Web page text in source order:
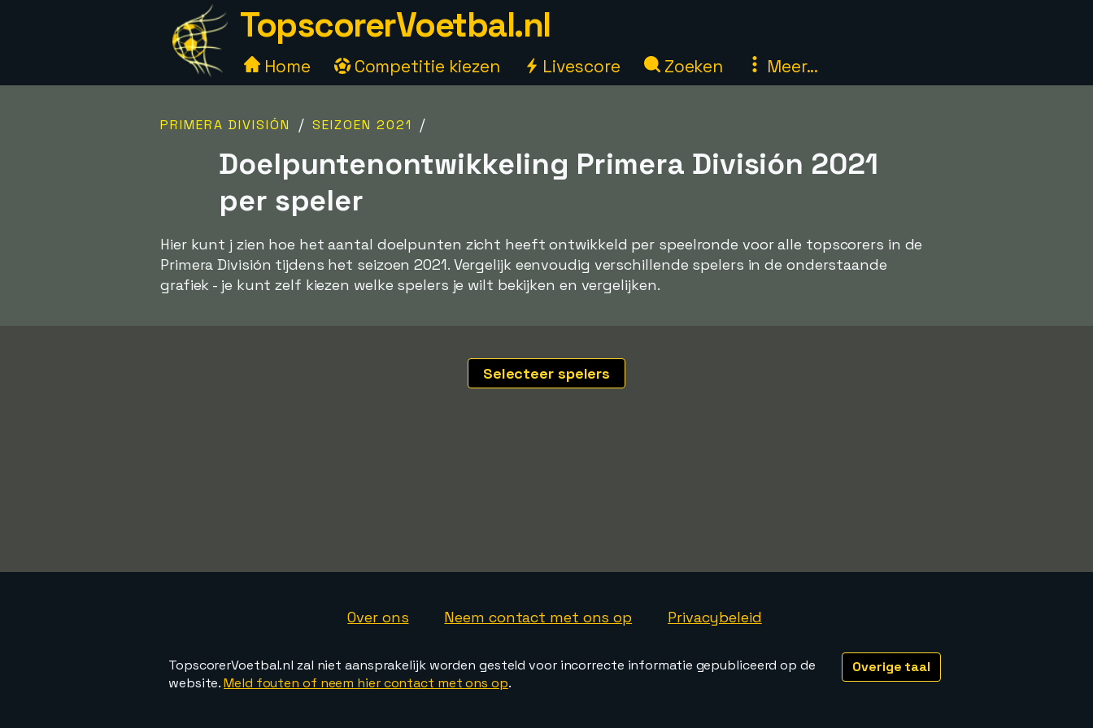
TopscorerVoetbal.nl
Home Competitie kiezen Livescore Zoeken Meer...
PRIMERA DIVISIÓN / SEIZOEN 2021 /
Doelpuntenontwikkeling Primera División 2021
per speler
Hier kunt j zien hoe het aantal doelpunten zicht heeft ontwikkeld per speelronde voor alle topscorers in de
Primera División tijdens het seizoen 2021. Vergelijk eenvoudig verschillende spelers in de onderstaande
grafiek - je kunt zelf kiezen welke spelers je wilt bekijken en vergelijken.
Selecteer spelers
Over ons Neem contact met ons op Privacybeleid
Overige taal
TopscorerVoetbal.nl zal niet aansprakelijk worden gesteld voor incorrecte informatie gepubliceerd op de
website.Meld fouten of neem hier contact met ons op.